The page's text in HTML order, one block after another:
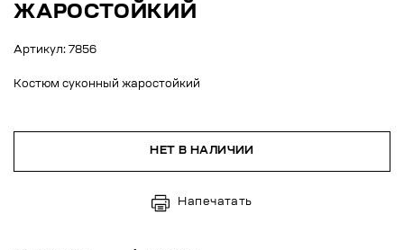
ЖАРОСТОЙКИЙ
Артикул: 7856
Костюм суконный жаростойкий
НЕТ В НАЛИЧИИ
Напечатать